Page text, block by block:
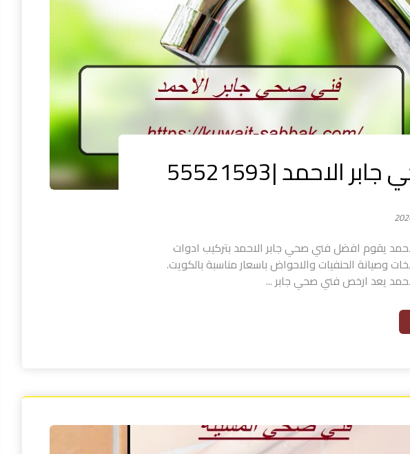
الاحمد |55521593
يقوم افضل فني صحي جابر الاحمد بتركيب ادوات
وصيانة الحنفيات والاحواض باسعار مناسبة بالكويت.
يعد ارخص فني صحي جابر ...